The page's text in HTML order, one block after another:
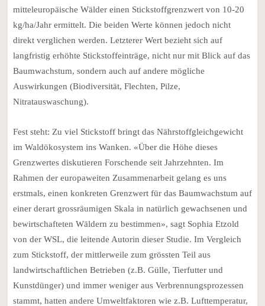
mitteleuropäische Wälder einen Stickstoffgrenzwert von 10-20
kg/ha/Jahr ermittelt. Die beiden Werte können jedoch nicht
direkt verglichen werden. Letzterer Wert bezieht sich auf
langfristig erhöhte Stickstoffeinträge, nicht nur mit Blick auf das
Baumwachstum, sondern auch auf andere mögliche
Auswirkungen (Biodiversität, Flechten, Pilze,
Nitratauswaschung).
Fest steht: Zu viel Stickstoff bringt das Nährstoffgleichgewicht
im Waldökosystem ins Wanken. «Über die Höhe dieses
Grenzwertes diskutieren Forschende seit Jahrzehnten. Im
Rahmen der europaweiten Zusammenarbeit gelang es uns
erstmals, einen konkreten Grenzwert für das Baumwachstum auf
einer derart grossräumigen Skala in natürlich gewachsenen und
bewirtschafteten Wäldern zu bestimmen», sagt Sophia Etzold
von der WSL, die leitende Autorin dieser Studie. Im Vergleich
zum Stickstoff, der mittlerweile zum grössten Teil aus
landwirtschaftlichen Betrieben (z.B. Gülle, Tierfutter und
Kunstdünger) und immer weniger aus Verbrennungsprozessen
stammt, hatten andere Umweltfaktoren wie z.B. Lufttemperatur,